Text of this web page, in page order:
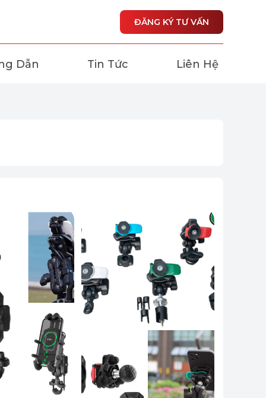
ĐĂNG KÝ TƯ VẤN
Dẫn Tin Tức Liên Hệ